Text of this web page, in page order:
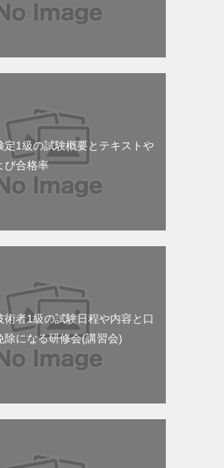
定1級の試験概要とテキストや
び合格率
術者1級の試験日程や内容と口
除になる研修会(講習会)